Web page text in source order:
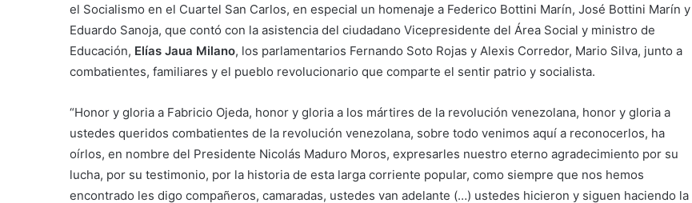
el Socialismo en el Cuartel San Carlos, en especial un homenaje a Federico Bottini Marín, José Bottini Marín y
Eduardo Sanoja, que contó con la asistencia del ciudadano Vicepresidente del Área Social y ministro de
Educación, Elías Jaua Milano, los parlamentarios Fernando Soto Rojas y Alexis Corredor, Mario Silva, junto a
combatientes, familiares y el pueblo revolucionario que comparte el sentir patrio y socialista.
“Honor y gloria a Fabricio Ojeda, honor y gloria a los mártires de la revolución venezolana, honor y gloria a
ustedes queridos combatientes de la revolución venezolana, sobre todo venimos aquí a reconocerlos, ha
oírlos, en nombre del Presidente Nicolás Maduro Moros, expresarles nuestro eterno agradecimiento por su
lucha, por su testimonio, por la historia de esta larga corriente popular, como siempre que nos hemos
encontrado les digo compañeros, camaradas, ustedes van adelante (…) ustedes hicieron y siguen haciendo la